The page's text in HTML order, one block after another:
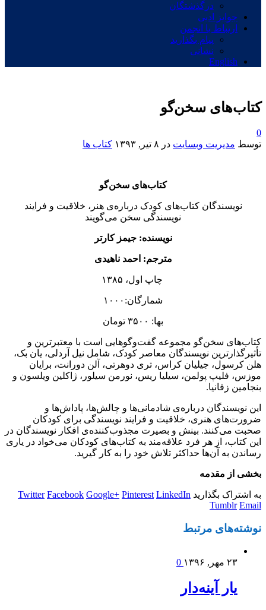
درگذشتگان
جوایز ادبی
ارتباط با انجمن
پیام بگذارید
نشانی
English
کتاب‌های سخن‌گو
0
توسط مدیریت وبسایت در ۸ تیر, ۱۳۹۳ کتاب ها
کتاب‌های سخن‌گو
نویسندگان کتاب‌های کودک درباره‌ی هنر، خلاقیت و فرایند
نویسندگی سخن می‌گویند
نویسنده: جیمز کارتر
مترجم: احمد ناهیدی
چاپ اول، ۱۳۸۵
شمارگان:۱۰۰۰
بها: ۳۵۰۰ تومان
کتاب‌های سخن‌گو مجموعه‌ گفت‌وگوهایی است با معتبرترین و
تأثیرگذارترین نویسندگان معاصر کودک، شامل نیل آردلی، یان بک،
هلن کرسول، جیلیان کراس، تری دوهرتی، آلن دورانت، برایان
موزس، فلیپ پولمن، سیلیا ریس، نورمن سیلور، ژاکلین ویلسون و
بنجامین زفانیا.
این نویسندگان درباره‌ی شادمانی‌ها و چالش‌ها، پاداش‌ها و
ضرورت‌های هنری، خلاقیت و فرایند نویسندگی برای کودکان
صحبت می‌کنند. بینش و بصیرت مجذوب‌کننده‌ی افکار نویسندگان در
این کتاب، از هر فرد علاقه‌مند به کتاب‌های کودکان می‌خواد در یاری
رساندن به آن‌ها حداکثر تلاش خود را به کار گیرید.
بخشی از مقدمه
به اشتراک بگذارید Twitter Facebook Google+ Pinterest LinkedIn
Tumblr Email
نوشته‌های مرتبط
۲۳ مهر, ۱۳۹۶
یار آینه‌دار